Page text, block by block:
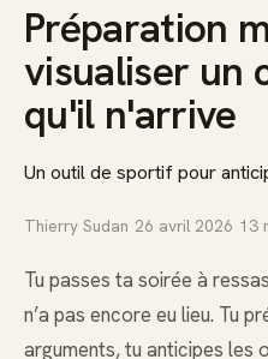
Préparation
visualiser un
qu'il n'arrive
Un outil de sportif pour
Thierry Sudan 26 avril 2026 13
Tu passes ta soirée à
n’a pas encore eu lieu. Tu
arguments, tu anticipes les